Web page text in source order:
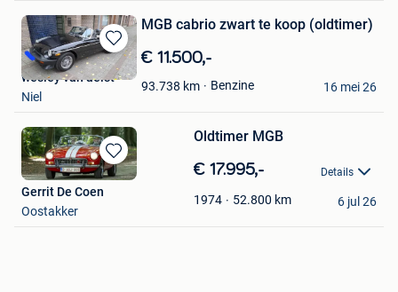
Bewaren
in
MGB cabrio zwart te koop (oldtimer)
€ 11.500,-
93.738 km Benzine
wesley van aelst
Niel
16 mei 26
Bewaren
in
Mijn
Oldtimer MGB
€ 17.995,- Details
1974 52.800 km
Gerrit De Coen
Oostakker
6 jul 26